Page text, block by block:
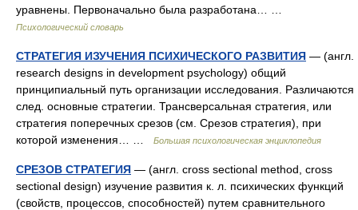
уравнены. Первоначально была разработана… …
Психологический словарь
СТРАТЕГИЯ ИЗУЧЕНИЯ ПСИХИЧЕСКОГО РАЗВИТИЯ — (англ.
research designs in development psychology) общий
принципиальный путь организации исследования. Различаются
след. основные стратегии. Трансверсальная стратегия, или
стратегия поперечных срезов (см. Срезов стратегия), при
которой изменения… …
Большая психологическая энциклопедия
СРЕЗОВ СТРАТЕГИЯ — (англ. cross sectional method, cross
sectional design) изучение развития к. л. психических функций
(свойств, процессов, способностей) путем сравнительного